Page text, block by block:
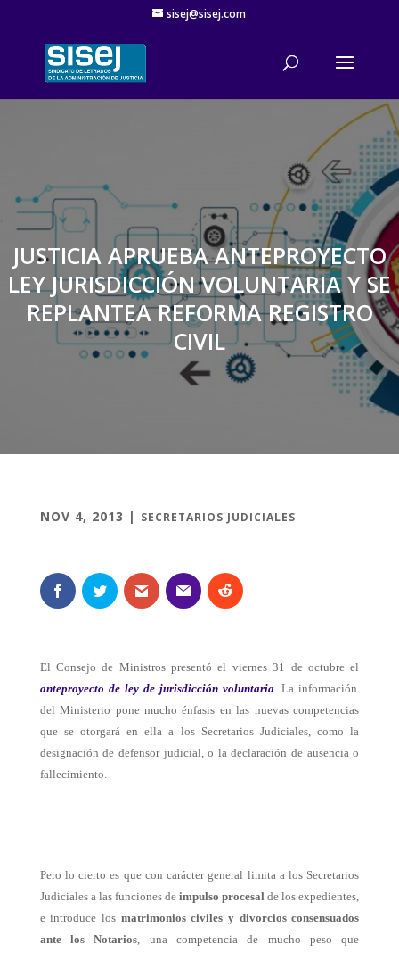
sisej@sisej.com
'
JUSTICIA APRUEBA ANTEPROYECTO
LEY JURISDICCIÓN VOLUNTARIA Y SE
REPLANTEA REFORMA REGISTRO
CIVIL
NOV 4, 2013 | SECRETARIOS JUDICIALES
El Consejo de Ministros presentó el viernes 31 de octubre el
anteproyecto de ley de jurisdicción voluntaria. La información
del Ministerio pone mucho énfasis en las nuevas competencias
que se otorgará en ella a los Secretarios Judiciales, como la
designación de defensor judicial, o la declaración de ausencia o
fallecimiento.
Pero lo cierto es que con carácter general limita a los Secretarios
Judiciales a las funciones deimpulso procesalde los expedientes,
e introduce los matrimonios civiles y divorcios consensuados
ante los Notarios, una competencia de mucho peso que